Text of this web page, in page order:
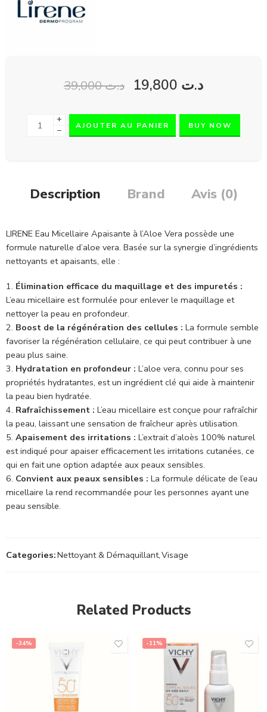
د.ت39,000 د.ت
+
−
AJOUTER AU PANIER BUY NOW
Description Brand Avis (0)
LIRENE Eau Micellaire Apaisante à l’Aloe Vera possède une
formule naturelle d’aloe vera. Basée sur la synergie d’ingrédients
nettoyants et apaisants, elle :
Élimination efficace du maquillage et des impuretés :
L’eau micellaire est formulée pour enlever le maquillage et
nettoyer la peau en profondeur.
Boost de la régénération des cellules : La formule semble
favoriser la régénération cellulaire, ce qui peut contribuer à une
peau plus saine.
Hydratation en profondeur : L’aloe vera, connu pour ses
propriétés hydratantes, est un ingrédient clé qui aide à maintenir
la peau bien hydratée.
Rafraîchissement : L’eau micellaire est conçue pour rafraîchir
la peau, laissant une sensation de fraîcheur après utilisation.
Apaisement des irritations : L’extrait d’aloès 100% naturel
est indiqué pour apaiser efficacement les irritations cutanées, ce
qui en fait une option adaptée aux peaux sensibles.
Convient aux peaux sensibles : La formule délicate de l’eau
micellaire la rend recommandée pour les personnes ayant une
peau sensible.
Categories:Nettoyant & Démaquillant,Visage
Related Products
-34% -11%